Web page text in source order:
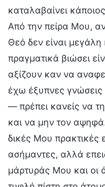
καταλαβαίνει
Από την πείρα Μου,
Θεό δεν είναι
πραγματικά βιώσει
αξίζουν καν να
έχω έξυπνες γνώσεις
— πρέπει κανείς να
και να μην τον
δικές Μου πρακτικές
ασήμαντες, αλλά
μάρτυράς Μου και οι